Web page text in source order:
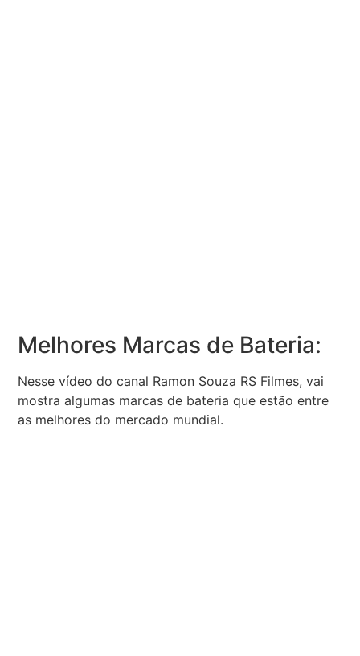
Melhores Marcas de Bateria:
Nesse vídeo do canal Ramon Souza RS Filmes, vai
mostra algumas marcas de bateria que estão entre
as melhores do mercado mundial.